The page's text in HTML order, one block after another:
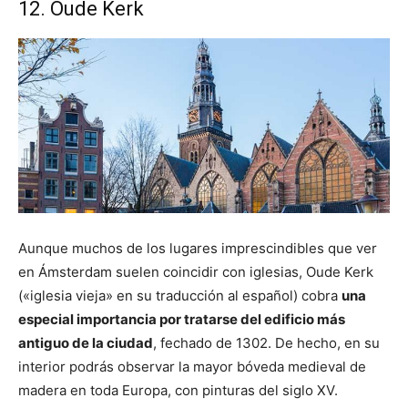
12. Oude Kerk
Aunque muchos de los lugares imprescindibles que ver
en Ámsterdam suelen coincidir con iglesias, Oude Kerk
(«iglesia vieja» en su traducción al español) cobra una
especial importancia por tratarse del edificio más
antiguo de la ciudad, fechado de 1302. De hecho, en su
interior podrás observar la mayor bóveda medieval de
madera en toda Europa, con pinturas del siglo XV.